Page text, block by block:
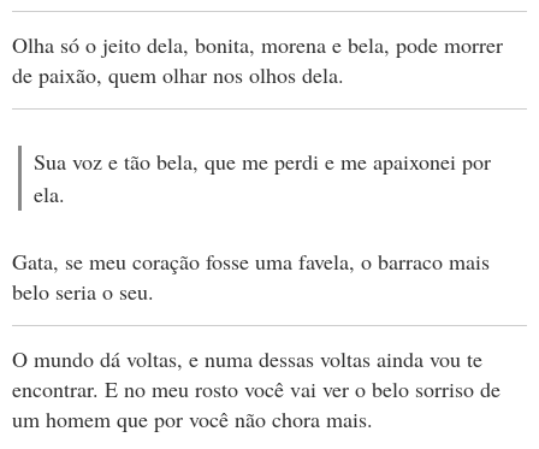
Olha só o jeito dela, bonita, morena e bela, pode morrer
de paixão, quem olhar nos olhos dela.
Sua voz e tão bela, que me perdi e me apaixonei por
ela.
Gata, se meu coração fosse uma favela, o barraco mais
belo seria o seu.
O mundo dá voltas, e numa dessas voltas ainda vou te
encontrar. E no meu rosto você vai ver o belo sorriso de
um homem que por você não chora mais.